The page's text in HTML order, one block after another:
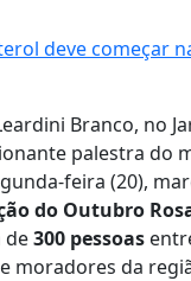
deve começar
Branco, no
palestra do
feira (20),
do Outubro
de300 pessoas
moradores da